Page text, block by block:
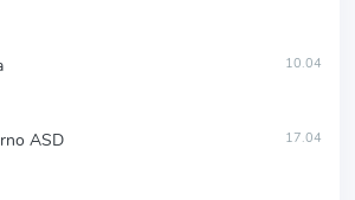
10.04
ASD 17.04